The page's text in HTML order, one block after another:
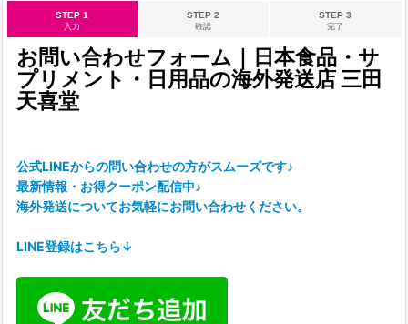
STEP 1
入力
STEP 2
確認
STEP 3
完了
お問い合わせフォーム｜日本食品・サ
プリメント・日用品の海外発送店 三田
天喜堂
公式LINEからの問い合わせの方がスムーズです♪
最新情報・お得クーポン配信中♪
海外発送についてお気軽にお問い合わせください。
LINE登録はこちら↓